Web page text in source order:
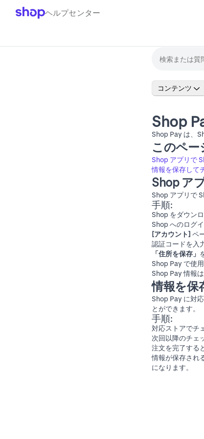
ヘルプセンター
コンテンツ
Shop
Shop Pay は、
このペー
Shop アプリで
情報を保存して
Shop ア
Shop アプリで
手順:
Shop をダウン
Shop へのログ
[アカウント] ペ
認証コードを入
「住所を保存」
Shop Pay で使
Shop Pay 情報は
情報を保
Shop Pay に対
とができます。
手順:
対応ストアでチ
次回以降のチェ
注文を完了する
情報が保存され
になります。